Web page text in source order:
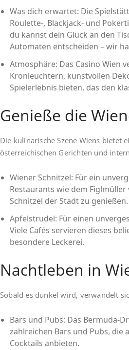
Was dich erwartet: Die
Roulette-, Blackjack- und
du kannst dein Glück an den
Automaten entscheiden – wir
Atmosphäre: Das Casino Wien
Kronleuchtern, kunstvollen
Spielerlebnis bieten, das den
Genieße die
Die kulinarische Szene Wiens bietet
österreichischen Gerichten und
Wiener Schnitzel: Für ein
Restaurants wie dem
Schnitzel der Stadt zu genießen.
Apfelstrudel: Für einen
Viele Cafés servieren dieses
besondere Leckerei.
Nachtleben in
Sobald es dunkel wird, verwandelt
Bars und Pubs: Das Bermuda-
zahlreichen Bars und Pubs, die
Cocktails anbieten.